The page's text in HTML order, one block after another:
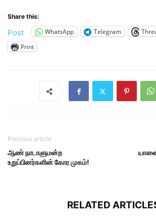
Share this:
Post WhatsApp Telegram
Print
Previous article
ஆண் நாடாளுமன்ற
உறுப்பினர்களின் கோர முகம்!
RELATED